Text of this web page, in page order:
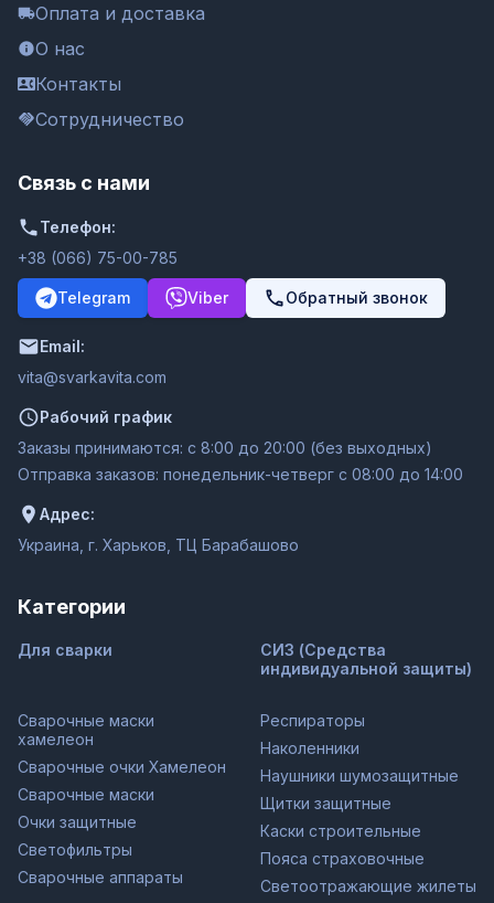
Оплата и доставка
О нас
Контакты
Сотрудничество
Связь с нами
Телефон:
+38 (066) 75-00-785
Telegram Viber Обратный звонок
Email:
moc.ativakravs@ativ
Рабочий график
Заказы принимаются: с 8:00 до 20:00 (без выходных)
Отправка заказов: понедельник-четверг с 08:00 до 14:00
Адрес:
Украина, г. Харьков, ТЦ Барабашово
Категории
Для сварки
Сварочные маски
хамелеон
Сварочные очки Хамелеон
Сварочные маски
Очки защитные
Светофильтры
Сварочные аппараты
СИЗ (Средства
индивидуальной защиты)
Респираторы
Наколенники
Наушники шумозащитные
Щитки защитные
Каски строительные
Пояса страховочные
Светоотражающие жилеты